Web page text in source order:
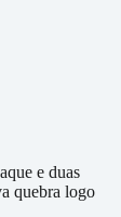
e duas
quebra logo